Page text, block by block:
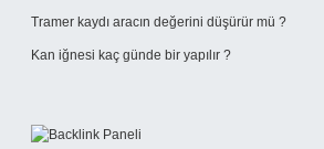
Tramer kaydı aracın değerini düşürür mü ?
Kan iğnesi kaç günde bir yapılır ?